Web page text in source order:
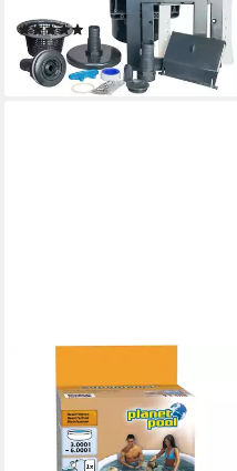
anthrazit (Komplett-Set, 1 St)
(6)
39,99 €
lieferbar - in 3-4 Werktagen bei dir
Poolpflege PLANET POOL
Aquablanc+ Wasserpflegeset
21,99 €
(62,83 €/ 1 kg)